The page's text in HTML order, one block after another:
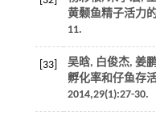
黄颡鱼精子活力
11.
[33]
吴晗, 白俊杰, 姜
孵化率和仔鱼存
2014,29(1):27-30.